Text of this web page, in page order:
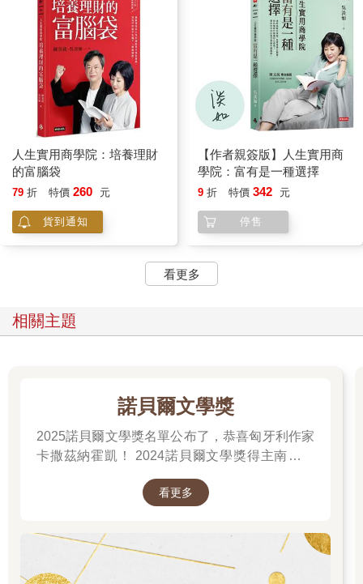
發現，爭執的根源還是因為太在意彼此。
如果不相愛，就不會有這麼多芥蒂，比較，搶奪。
寫著寫著，我覺得我自己心裡就住著這兩種極端的人，不斷的在
爭吵著，三心二意，總是下不了定論，卻要巧妙對應外在發生的
各種事實。
不管看起來多麼強硬，內心裡都矛盾。
呵呵，就說到這裡了。該打住了。
正如電影，如果導演必須跳出來說，你們必須要怎樣看我的電
影，那肯定不是一部好片；同樣的，如果小說作者為自己講太
多，也是沒信心的俗氣表現。
這十年，由於勇於生活，多體會了好多人間事。
所以我看待感情，看待人，比十年前寬容。
有缺點的才是人，有缺憾的才是人生。
得存在，而每一個故事都有可能……
痛苦中又有最折騰人的快樂。這是身為寫作者虛心接受的人生。
人生實用商學院：培養理財
的富腦袋
79 折 特價 260 元
貨到通知
【作者親簽版】人生實用商
學院：富有是一種選擇
9 折 特價 342 元
停售
看更多
相關主題
諾貝爾文學獎
2025諾貝爾文學獎名單公布了，恭喜匈牙利作家
卡撒茲納霍凱！ 2024諾貝爾文學獎得主南韓女
看更多